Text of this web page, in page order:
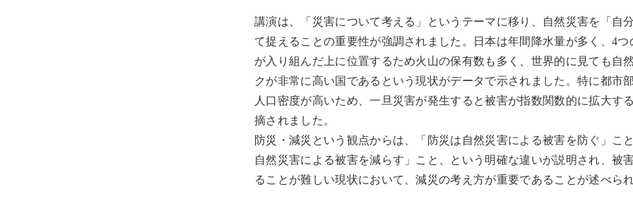
講演は、「災害について考える」というテーマに移り、自然災害を「自
て捉えることの重要性が強調されました。日本は年間降水量が多く、4つ
が入り組んだ上に位置するため火山の保有数も多く、世界的に見ても自
クが非常に高い国であるという現状がデータで示されました。特に都市
人口密度が高いため、一旦災害が発生すると被害が指数関数的に拡大す
摘されました。
防災・減災という観点からは、「防災は自然災害による被害を防ぐ」こ
自然災害による被害を減らす」こと、という明確な違いが説明され、被
ることが難しい現状において、減災の考え方が重要であることが述べら